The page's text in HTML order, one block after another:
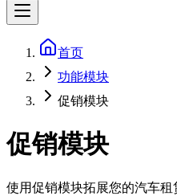
首页
功能模块
促销模块
促销模块
使用促销模块拓展您的汽车